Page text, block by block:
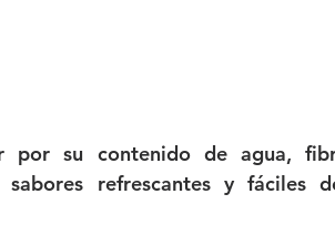
por su contenido de agua,
refrescantes y fáciles